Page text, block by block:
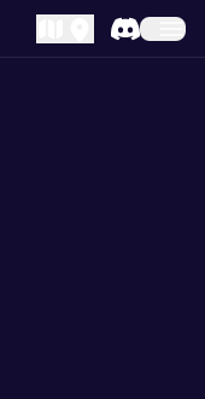
MapLibre